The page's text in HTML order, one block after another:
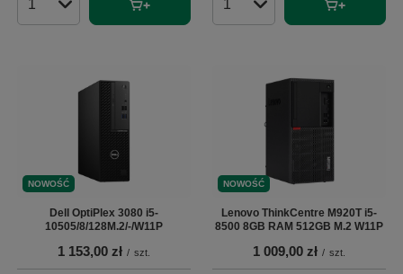
Ilość produktów Ilość produktów
NOWOŚĆ
Dell OptiPlex 3080 i5-
10505/8/128M.2/-/W11P
1 153,00 zł / szt.
NOWOŚĆ
Lenovo ThinkCentre M920T i5-
8500 8GB RAM 512GB M.2 W11P
1 009,00 zł / szt.